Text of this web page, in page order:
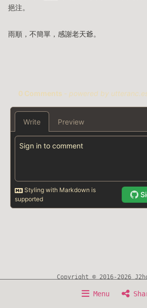
挹注。
雨順，不簡單，感謝老天爺。
Menu
Copyright © 2016-2026
Awesome Resource